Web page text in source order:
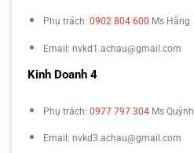
Phụ trách: 0902 804 600 Ms Hằng
Email: nvkd1.achau@gmail.com
Kinh Doanh 4
Phụ trách: 0977 797 304 Ms Quỳnh
Email: nvkd3.achau@gmail.com